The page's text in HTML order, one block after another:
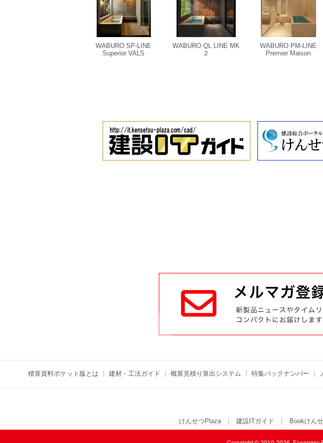
WABURO SP-LINE
Superior VALS
WABURO QL LINE MK
２
WABURO PM-LINE
Premier Maison
積算資料ポケット版とは 建材・工法ガイド 概算見積り算出システム 特集バックナンバー
けんせつPlaza 建設ITガイド Bookけん